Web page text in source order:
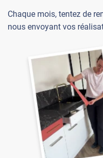
Chaque mois, tentez de
nous envoyant vos